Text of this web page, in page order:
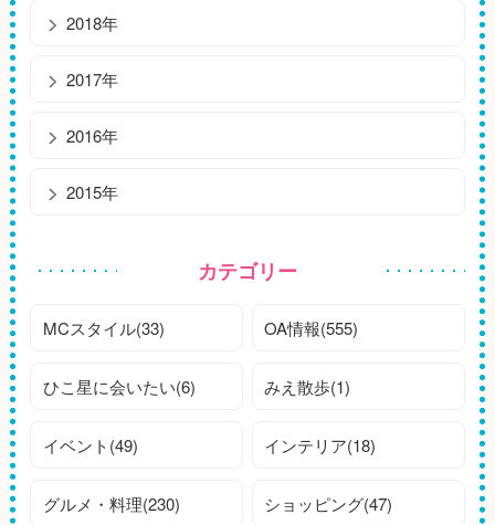
2018年
2017年
2016年
2015年
カテゴリー
MCスタイル(33) OA情報(555)
ひこ星に会いたい(6) みえ散歩(1)
イベント(49) インテリア(18)
グルメ・料理(230) ショッピング(47)